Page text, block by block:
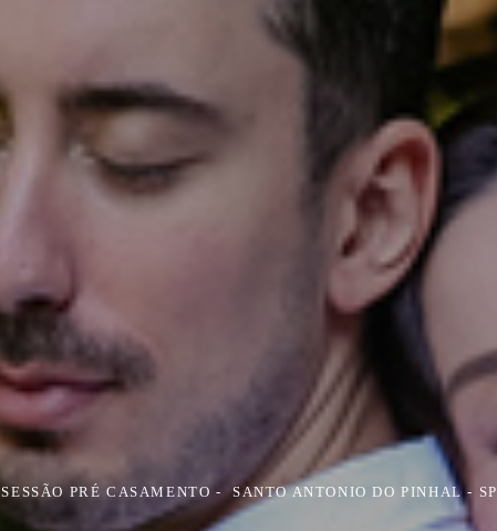
SESSÃO PRÉ CASAMENTO SANTO ANTONIO DO PINHAL - SP